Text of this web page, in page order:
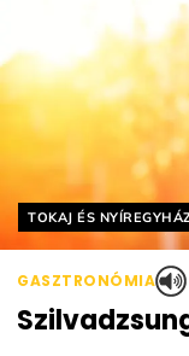
Helyszín címkék:
TOKAJ ÉS
GASZTRONÓMIA